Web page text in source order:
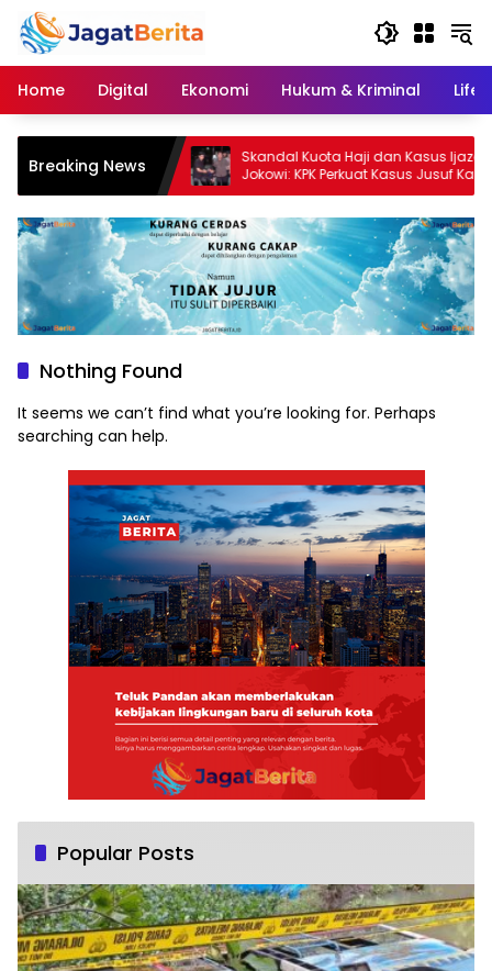
content
Home
Digital Ekonomi Hukum & Kriminal
Breaking News
Kebebasan:
Ponzi Scheme
Skandal Kuota Haji dan Kasus Ijazah
Jokowi: KPK Perkuat Kasus Jusuf Kalla
dengan Vonis 6 Tahun Minyak Goreng
Nothing Found
It seems we can’t find what you’re looking for. Perhaps
searching can help.
Popular Posts